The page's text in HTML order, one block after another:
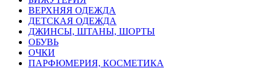
ВЕРХНЯЯ ОДЕЖДА
ДЕТСКАЯ ОДЕЖДА
ДЖИНСЫ, ШТАНЫ, ШОРТЫ
ОБУВЬ
ОЧКИ
ПАРФЮМЕРИЯ, КОСМЕТИКА